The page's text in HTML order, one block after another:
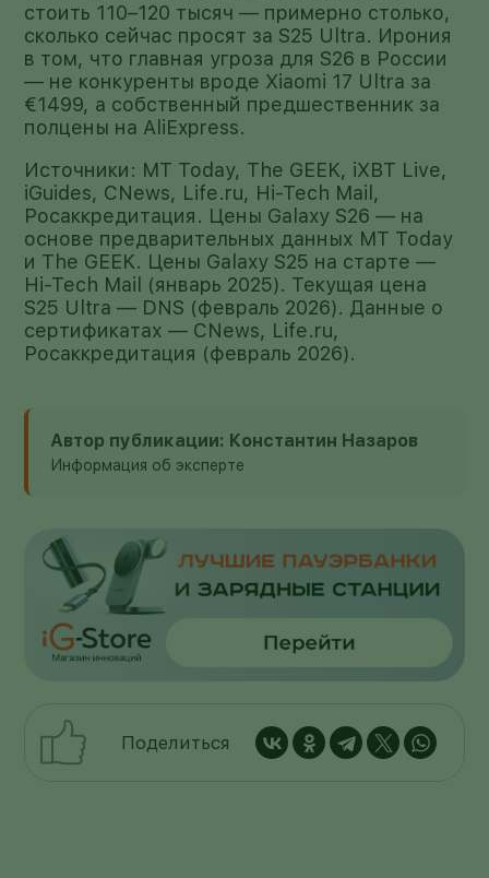
стоить 110–120 тысяч — примерно столько,
сколько сейчас просят за S25 Ultra. Ирония
в том, что главная угроза для S26 в России
— не конкуренты вроде Xiaomi 17 Ultra за
€1499, а собственный предшественник за
полцены на AliExpress.
Источники: MT Today, The GEEK, iXBT Live,
iGuides, CNews, Life.ru, Hi-Tech Mail,
Росаккредитация. Цены Galaxy S26 — на
основе предварительных данных MT Today
и The GEEK. Цены Galaxy S25 на старте —
Hi-Tech Mail (январь 2025). Текущая цена
S25 Ultra — DNS (февраль 2026). Данные о
сертификатах — CNews, Life.ru,
Росаккредитация (февраль 2026).
Автор публикации: Константин Назаров
Информация об эксперте
Поделиться